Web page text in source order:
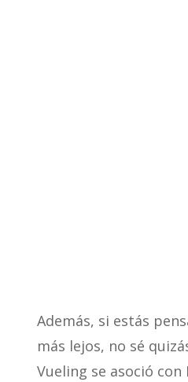
Además, si estás
más lejos, no sé
Vueling se asoció con